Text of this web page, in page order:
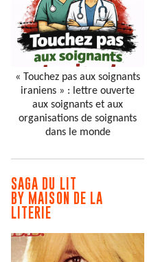
« Touchez pas aux soignants
iraniens » : lettre ouverte
aux soignants et aux
organisations de soignants
dans le monde
SAGA DU LIT
BY MAISON DE LA
LITERIE